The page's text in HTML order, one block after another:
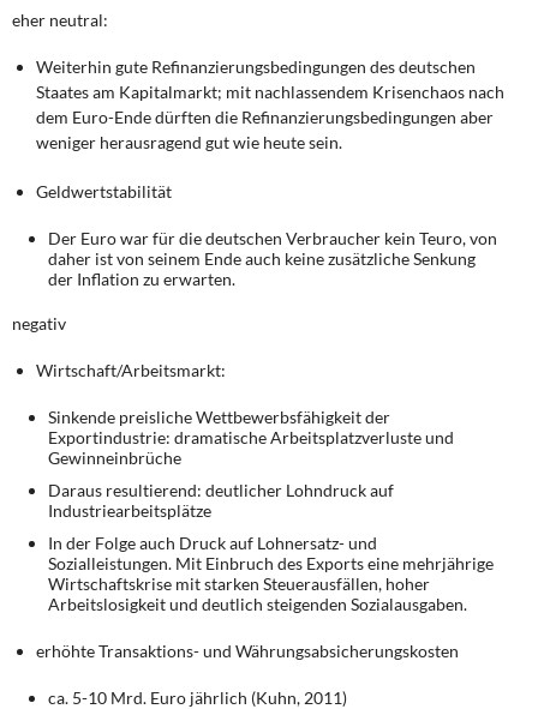
eher neutral:
Weiterhin gute Refinanzierungsbedingungen des deutschen
Staates am Kapitalmarkt; mit nachlassendem Krisenchaos nach
dem Euro-Ende dürften die Refinanzierungsbedingungen aber
weniger herausragend gut wie heute sein.
Geldwertstabilität
Der Euro war für die deutschen Verbraucher kein Teuro, von
daher ist von seinem Ende auch keine zusätzliche Senkung
der Inflation zu erwarten.
negativ
Wirtschaft/Arbeitsmarkt:
Sinkende preisliche Wettbewerbsfähigkeit der
Exportindustrie: dramatische Arbeitsplatzverluste und
Gewinneinbrüche
Daraus resultierend: deutlicher Lohndruck auf
Industriearbeitsplätze
In der Folge auch Druck auf Lohnersatz- und
Sozialleistungen. Mit Einbruch des Exports eine mehrjährige
Wirtschaftskrise mit starken Steuerausfällen, hoher
Arbeitslosigkeit und deutlich steigenden Sozialausgaben.
erhöhte Transaktions- und Währungsabsicherungskosten
ca. 5-10 Mrd. Euro jährlich (Kuhn, 2011)